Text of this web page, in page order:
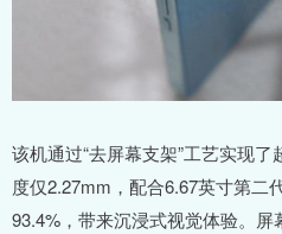
该机通过“去屏幕支架”工艺实现
度仅2.27mm，配合6.67英寸第二
93.4%，带来沉浸式视觉体验。